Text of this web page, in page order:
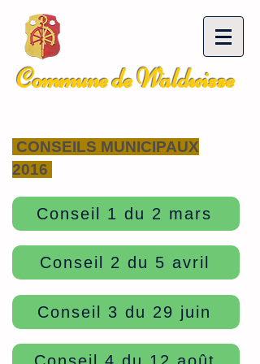
Commune de Waldwisse
CONSEILS MUNICIPAUX
2016
Conseil 1 du 2 mars
Conseil 2 du 5 avril
Conseil 3 du 29 juin
Conseil 4 du 12 août